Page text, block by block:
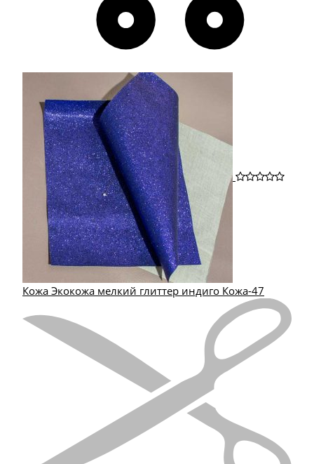
Кожа Экокожа мелкий глиттер индиго Кожа-47